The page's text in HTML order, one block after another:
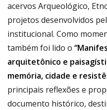
acervos Arqueológico,
projetos desenvolvidos
institucional. Como
também foi lido o
arquitetônico e
memória, cidade e
principais reflexões e
documento histórico,